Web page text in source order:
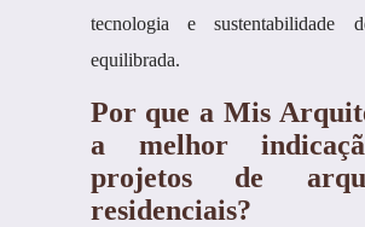
tecnologia e sustentabilidade
equilibrada.
Por que a Mis
a melhor
projetos de
residenciais?